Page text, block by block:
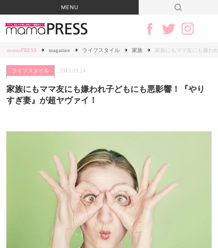
mamaPRESS magazine ライフスタイル 家族 家族にもママ友にも嫌わ
ライフスタイル 2015.09.24
家族にもママ友にも嫌われ子どもにも悪影響！『やり
すぎ妻』が超ヤヴァイ！